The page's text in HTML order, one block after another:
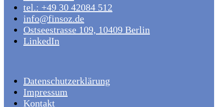
tel.: +49 30 42084 512
info@finsoz.de
Ostseestrasse 109, 10409 Berlin
LinkedIn
Datenschutzerklärung
Impressum
Kontakt